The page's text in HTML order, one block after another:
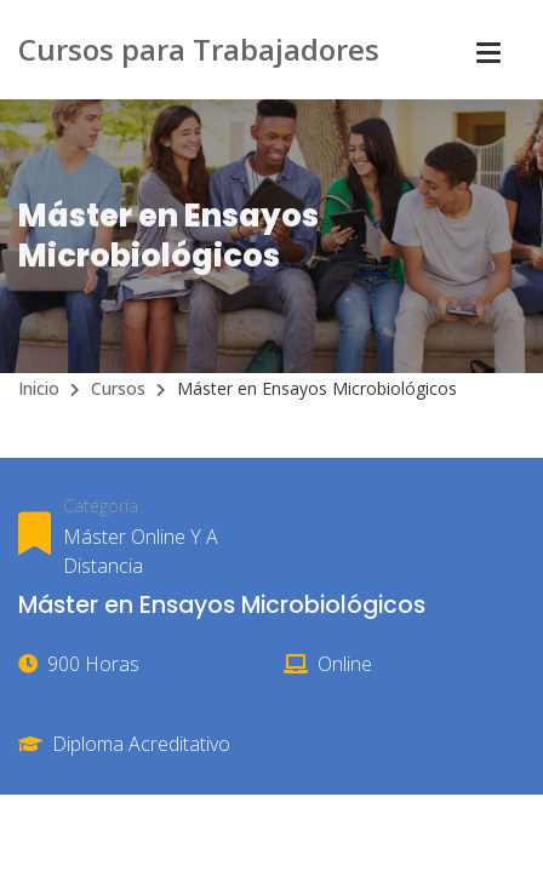
Cursos para Trabajadores
Máster en Ensayos
Microbiológicos
Inicio Cursos Máster en Ensayos Microbiológicos
Categoría
Máster Online Y A
Distancia
Máster en Ensayos Microbiológicos
900 Horas Online
Diploma Acreditativo